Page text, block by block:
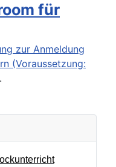
für
zur Anmeldung
(Voraussetzung:
.